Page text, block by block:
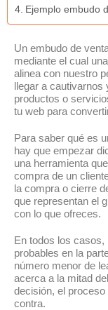
Ejemplo embudo
Un embudo de
mediante el cual
alinea con nuestro
llegar a cautivarnos
productos o
tu web para
Para saber qué es
hay que empezar
una herramienta
compra de un
la compra o cierre
que representan el
con lo que ofreces.
En todos los casos,
probables en la
número menor de
acerca a la mitad
decisión, el
contra.